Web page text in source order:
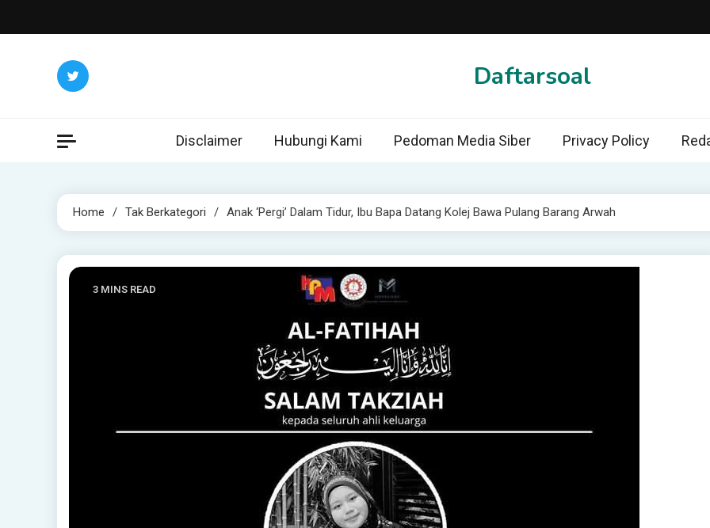
to
Daftarsoal
Disclaimer Hubungi Kami Pedoman Media Siber Privacy Policy
Home Tak Berkategori Anak ‘Pergi’ Dalam Tidur, Ibu Bapa Datang Kolej Bawa Pulang Barang Arwah
3 MINS READ